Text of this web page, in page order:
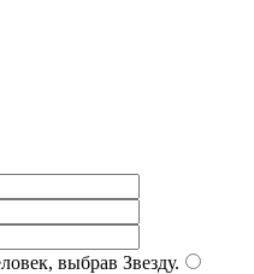
выбрав Звезду.